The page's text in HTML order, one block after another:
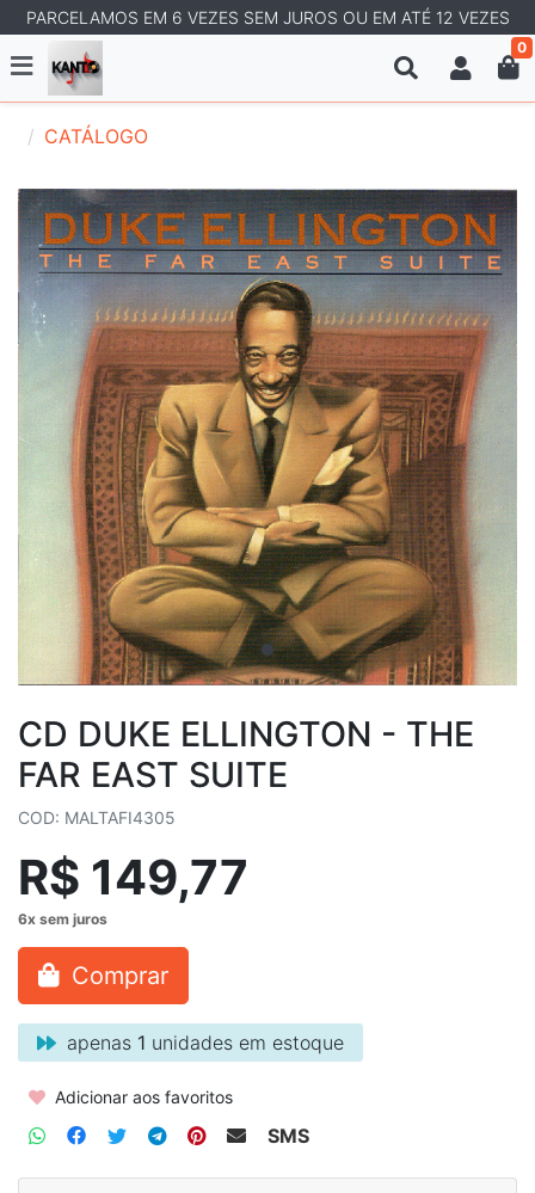
PARCELAMOS EM 6 VEZES SEM JUROS OU EM ATÉ 12 VEZES
0
CATÁLOGO
CD DUKE ELLINGTON - THE
FAR EAST SUITE
COD: MALTAFI4305
R$ 149,77
Comprar
apenas 1 unidades em estoque
Adicionar aos favoritos
SMS